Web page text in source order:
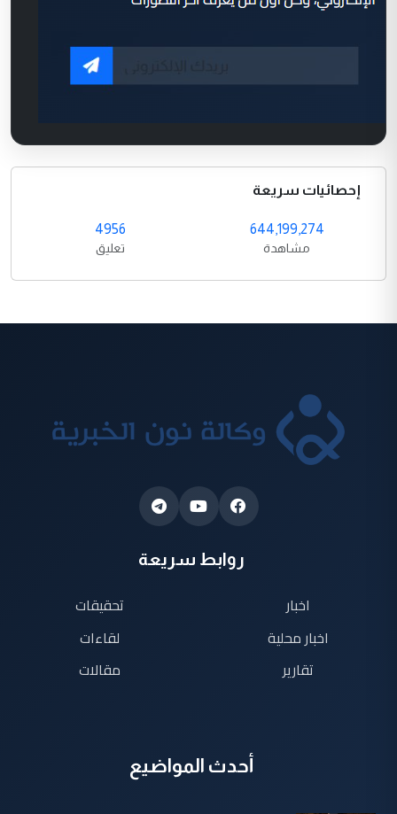
إحصائيات سريعة
644,199,274
مشاهدة
4956
تعليق
روابط سريعة
اخبار
اخبار محلية
تقارير
تحقيقات
لقاءات
مقالات
أحدث المواضيع